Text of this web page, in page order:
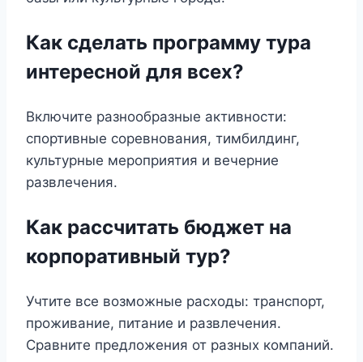
Как сделать программу тура
интересной для всех?
Включите разнообразные активности:
спортивные соревнования, тимбилдинг,
культурные мероприятия и вечерние
развлечения.
Как рассчитать бюджет на
корпоративный тур?
Учтите все возможные расходы: транспорт,
проживание, питание и развлечения.
Сравните предложения от разных компаний.